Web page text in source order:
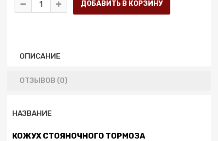
ОПИСАНИЕ
ОТЗЫВОВ (0)
НАЗВАНИЕ
КОЖУХ СТОЯНОЧНОГО ТОРМОЗА